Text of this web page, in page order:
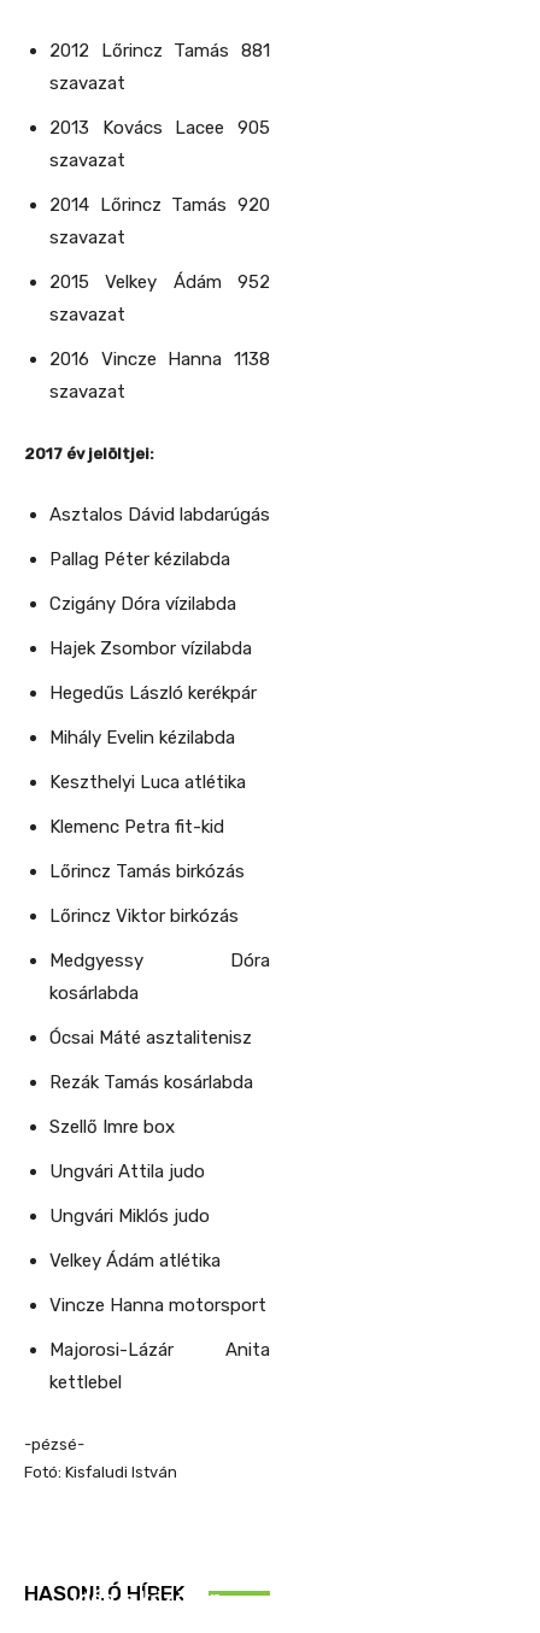
2012 Lőrincz Tamás 881
szavazat
2013 Kovács Lacee 905
szavazat
2014 Lőrincz Tamás 920
szavazat
2015 Velkey Ádám 952
szavazat
2016 Vincze Hanna 1138
szavazat
2017 év jelöltjei:
Asztalos Dávid labdarúgás
Pallag Péter kézilabda
Czigány Dóra vízilabda
Hajek Zsombor vízilabda
Hegedűs László kerékpár
Mihály Evelin kézilabda
Keszthelyi Luca atlétika
Klemenc Petra fit-kid
Lőrincz Tamás birkózás
Lőrincz Viktor birkózás
Medgyessy Dóra
kosárlabda
Ócsai Máté asztalitenisz
Rezák Tamás kosárlabda
Szellő Imre box
Ungvári Attila judo
Ungvári Miklós judo
Velkey Ádám atlétika
Vincze Hanna motorsport
Majorosi-Lázár Anita
kettlebel
-pézsé-
Fotó: Kisfaludi István
HASONLÓ HÍREK
Idén is közösen